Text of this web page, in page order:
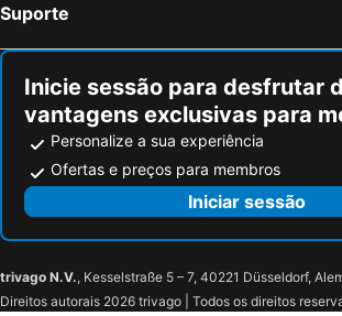
Suporte
Inicie sessão para desfrutar
vantagens exclusivas para
Personalize a sua experiência
Ofertas e preços para membros
Iniciar sessão
trivago N.V., Kesselstraße 5 – 7, 40221 Düsseldorf,
Direitos autorais 2026 trivago | Todos os direitos